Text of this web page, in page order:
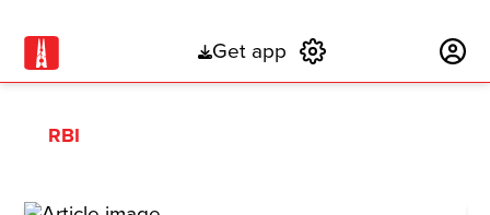
Get app
RBI